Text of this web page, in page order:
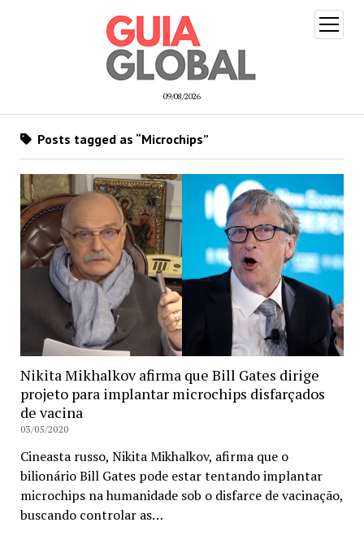
09/08/2026
open
menu
Posts tagged as “Microchips”
Nikita Mikhalkov afirma que Bill Gates dirige
projeto para implantar microchips disfarçados
de vacina
03/05/2020
Cineasta russo, Nikita Mikhalkov, afirma que o
bilionário Bill Gates pode estar tentando implantar
microchips na humanidade sob o disfarce de vacinação,
buscando controlar as…